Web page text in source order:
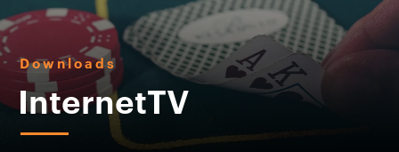
Downloads
InternetTV